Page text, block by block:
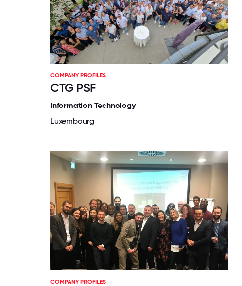
COMPANY PROFILES
CTG PSF
Information Technology
Luxembourg
COMPANY PROFILES